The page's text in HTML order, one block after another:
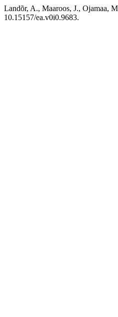
Landõr, A., Maaroos, J., Ojamaa,
10.15157/ea.v0i0.9683.